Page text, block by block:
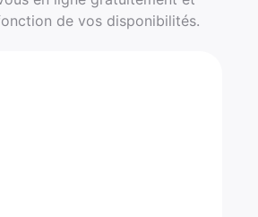
de vos disponibilités.